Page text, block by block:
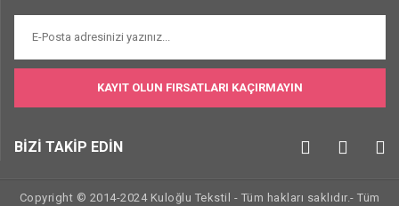
KAYIT OLUN FIRSATLARI KAÇIRMAYIN
BİZİ TAKİP EDİN
Copyright © 2014-2024 Kuloğlu Tekstil - Tüm hakları saklıdır.- Tüm